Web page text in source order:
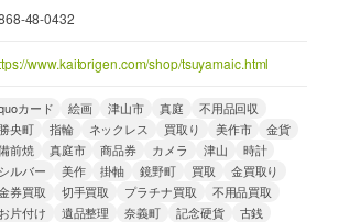
48-0432
www.kaitorigen.com/shop/tsuyamaic.html
カード 絵画 津山市 真庭
不用品回収
勝央町
指輪 ネックレス 買取り 美作市
金貨
前焼
真庭市 商品券 カメラ 津山
時計
シルバー
美作 掛軸 鏡野町 買取
金買取り
券買取
切手買取 プラチナ買取
不用品買取
お片付け
遺品整理 奈義町 記念硬貨
古銭